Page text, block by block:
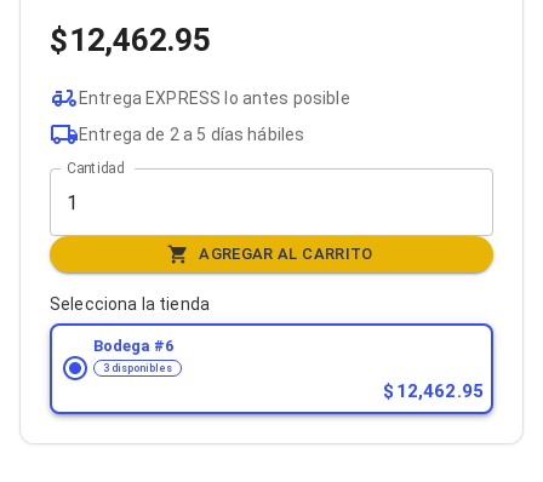
Dispositivos de Entrada
Mouse
Mousepads
Teclados
Teclados Numéricos
Controles de Juego para PC
Servidores
Accesorios para Servidores
Racks y Gabinetes
Charolas para Racks y Gabinetes
Cableado Estructurado para Servidores
Cables KVM
Fuentes de Poder
Enfriamiento para Servidores
Soportes y Paneles
Servidores
Soportes de Datos
12,462.95
Entrega EXPRESS lo antes posible
Entrega de 2 a 5 días hábiles
Cantidad
AGREGAR AL CARRITO
Selecciona la tienda
Bodega #6
3 disponibles
12,462.95